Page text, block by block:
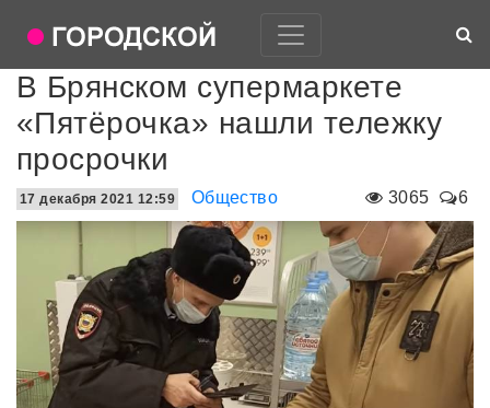
В Брянском супермаркете
«Пятёрочка» нашли тележку
просрочки
3065 6
17 декабря 2021 12:59 Общество